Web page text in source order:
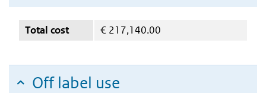
Total cost € 217,140.00
Off label use